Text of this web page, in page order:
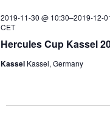
Hercules Cup Kassel
2019-11-30 @ 10:30–2019-12-
CET
Kassel Kassel, Germany